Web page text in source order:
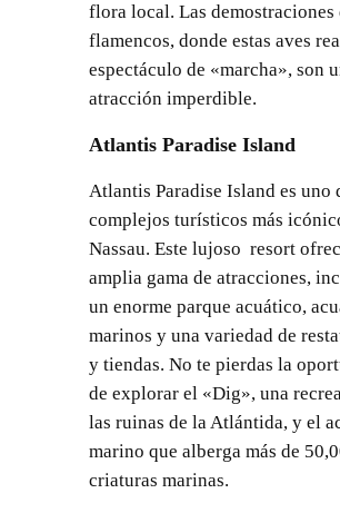
flora local. Las demostraciones
flamencos, donde estas aves
espectáculo de «marcha», son
atracción imperdible.
Atlantis Paradise Island
Atlantis Paradise Island es uno
complejos turísticos más
Nassau. Este lujoso resort
amplia gama de atracciones,
un enorme parque acuático,
marinos y una variedad de
y tiendas. No te pierdas la
de explorar el «Dig», una
las ruinas de la Atlántida, y el
marino que alberga más de
criaturas marinas.